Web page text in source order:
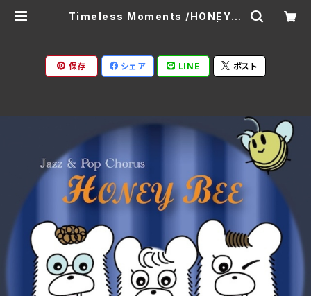
Timeless Moments /HONEY B
保存 シェア LINE ポスト